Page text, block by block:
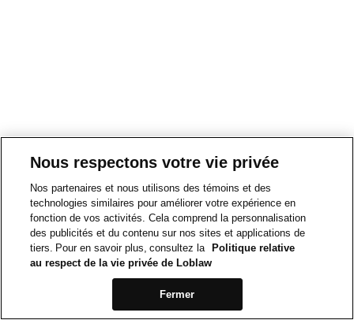
Nous respectons votre vie privée
Nos partenaires et nous utilisons des témoins et des
technologies similaires pour améliorer votre expérience en
fonction de vos activités. Cela comprend la personnalisation
des publicités et du contenu sur nos sites et applications de
tiers. Pour en savoir plus, consultez la
Politique relative
au respect de la vie privée de Loblaw
Fermer